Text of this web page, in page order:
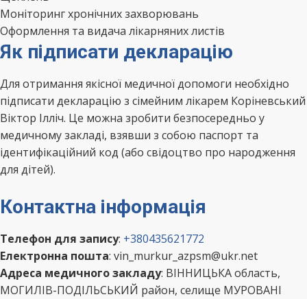
Моніторинг хронічних захворювань
Оформлення та видача лікарняних листів
Як підписати декларацію
Для отримання якісної медичної допомоги необхідно
підписати декларацію з сімейним лікарем Коріневський
Віктор Ілліч. Це можна зробити безпосередньо у
медичному закладі, взявши з собою паспорт та
ідентифікаційний код (або свідоцтво про народження
для дітей).
Контактна інформація
Телефон для запису: +380435621772
Електронна пошта: vin_murkur_azpsm@ukr.net
Адреса медичного закладу: ВІННИЦЬКА область,
МОГИЛІВ-ПОДІЛЬСЬКИЙ район, селище МУРОВАНІ